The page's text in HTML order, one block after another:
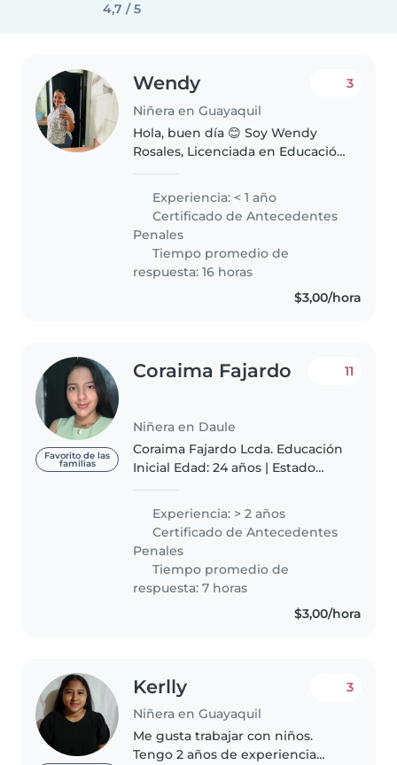
4,7 / 5
Wendy
Niñera en Guayaquil
3
Hola, buen día 😊 Soy Wendy
Rosales, Licenciada en Educación
cuidado de niños. Ofrezco un
ambiente seguro, cariñoso y
actividades educativas acordes
a..
Experiencia: < 1 año
Certificado de Antecedentes
Penales
Tiempo promedio de
respuesta: 16 horas
$3,00/hora
Favorito de las
familias
Coraima Fajardo
Niñera en Daule
11
Coraima Fajardo Lcda. Educación
Inicial Edad: 24 años | Estado
Inicial, con experiencia en
estimulación temprana y..
Experiencia: > 2 años
Certificado de Antecedentes
Penales
Tiempo promedio de
respuesta: 7 horas
$3,00/hora
Kerlly
Niñera en Guayaquil
3
Me gusta trabajar con niños.
Tengo 2 años de experiencia